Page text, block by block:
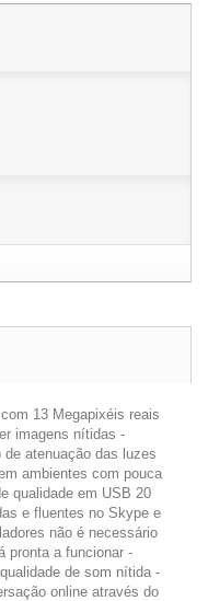
13 Megapixéis reais
imagens nítidas -
atenuação das luzes
ambientes com pouca
qualidade em USB 20
e fluentes no Skype e
não é necessário
pronta a funcionar -
de som nítida -
online através do